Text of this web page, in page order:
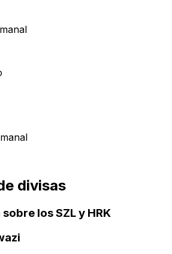
divisas
los SZL y HRK